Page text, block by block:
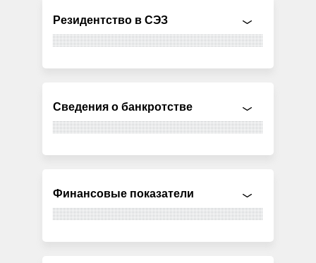
Резидентство в СЭЗ
Сведения о банкротстве
Финансовые показатели